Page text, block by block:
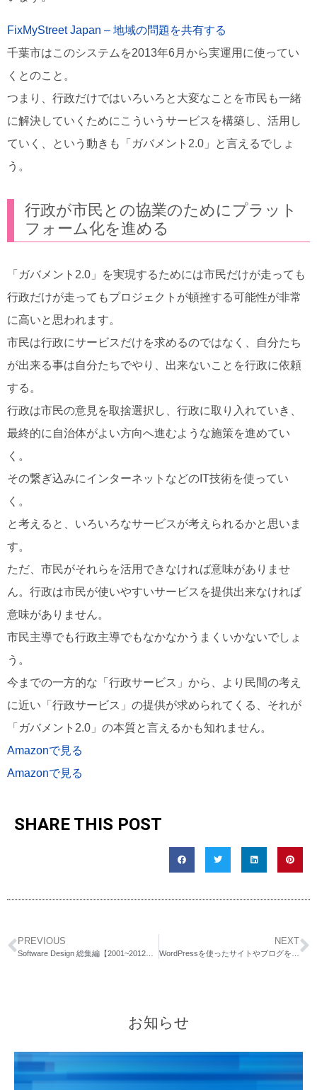
FixMyStreet Japan – 地域の問題を共有する
千葉市はこのシステムを2013年6月から実運用に使ってい
くとのこと。
つまり、行政だけではいろいろと大変なことを市民も一緒
に解決していくためにこういうサービスを構築し、活用し
ていく、という動きも「ガバメント2.0」と言えるでしょ
う。
行政が市民との協業のためにプラット
フォーム化を進める
「ガバメント2.0」を実現するためには市民だけが走っても
行政だけが走ってもプロジェクトが頓挫する可能性が非常
に高いと思われます。
市民は行政にサービスだけを求めるのではなく、自分たち
が出来る事は自分たちでやり、出来ないことを行政に依頼
する。
行政は市民の意見を取捨選択し、行政に取り入れていき、
最終的に自治体がよい方向へ進むような施策を進めてい
く。
その繋ぎ込みにインターネットなどのIT技術を使ってい
く。
と考えると、いろいろなサービスが考えられるかと思いま
す。
ただ、市民がそれらを活用できなければ意味がありませ
ん。行政は市民が使いやすいサービスを提供出来なければ
意味がありません。
市民主導でも行政主導でもなかなかうまくいかないでしょ
う。
今までの一方的な「行政サービス」から、より民間の考え
に近い「行政サービス」の提供が求められてくる、それが
「ガバメント2.0」の本質と言えるかも知れません。
Amazonで見る
Amazonで見る
SHARE THIS POST
PREVIOUS NEXT
お知らせ